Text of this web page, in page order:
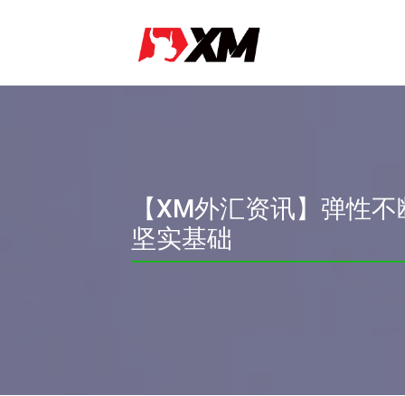
【XM外汇资讯】弹性
坚实基础